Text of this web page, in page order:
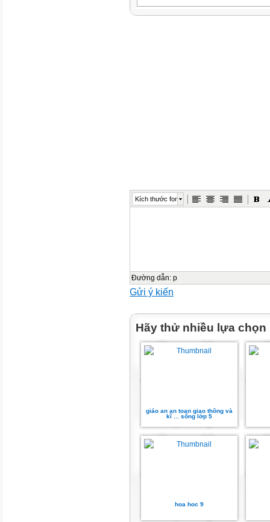
Kích thước font
Đường dẫn: p
Gửi ý kiến
Hãy thử nhiều lựa chọn
giáo an an toan giao thông và
kĩ ... sống lớp 5
hoa hoc 9